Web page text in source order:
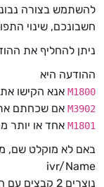
להשתמש בצורה
חשבונכם, שינוי
ניתן להחליף את
ההודעה היא
M1800 אנא הקישו את
M3902 אם שכחתם
M1801 אחד או יותר
באם לא מוקלט שם,
ivr/Name
נוצרים 2 קבצים עם ההקלטה